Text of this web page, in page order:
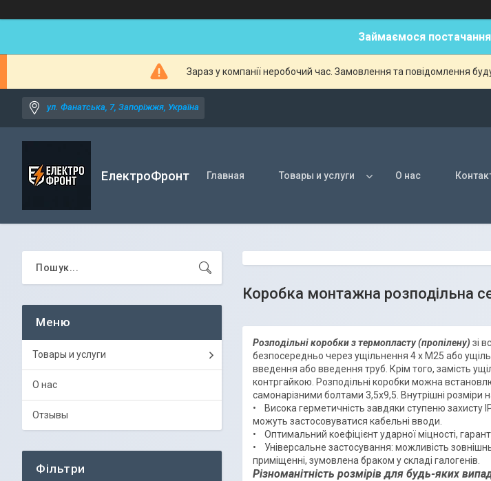
Займаємося
Зараз у компанії неробочий час. Замовлення та повідомлення
ул. Фанатська, 7, Запоріжжя, Україна
ЕлектроФронт Главная Товары и услуги О нас
Коробка монтажна розподільна
Розподільні коробки з термопласту (пропілену) зі
безпосередньо через ущільнення 4 x M25 або
введення або введення труб. Крім того, замість
контргайкою. Розподільні коробки можна
самонарізними болтами 3,5x9,5. Внутрішні
• Висока герметичність завдяки ступеню захисту
можуть застосовуватися кабельні вводи.
• Оптимальний коефіцієнт ударної міцності,
• Універсальне застосування: можливість
приміщенні, зумовлена браком у складі галогенів.
Різноманітність розмірів для будь-яких
Товары и услуги
О нас
Отзывы
Фільтри